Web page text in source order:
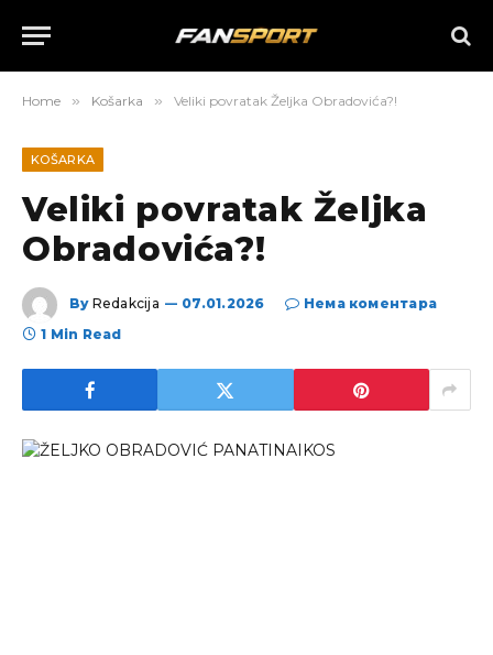
Home » Košarka » Veliki povratak Željka Obradovića?!
KOŠARKA
Veliki povratak Željka
Obradovića?!
By Redakcija 07.01.2026
Нема коментара
1 Min Read